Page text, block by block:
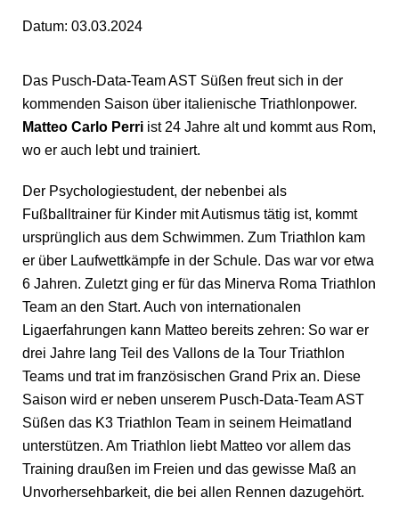
Datum: 03.03.2024
Das Pusch-Data-Team AST Süßen freut sich in der
kommenden Saison über italienische Triathlonpower.
Matteo Carlo Perri ist 24 Jahre alt und kommt aus Rom,
wo er auch lebt und trainiert.
Der Psychologiestudent, der nebenbei als
Fußballtrainer für Kinder mit Autismus tätig ist, kommt
ursprünglich aus dem Schwimmen. Zum Triathlon kam
er über Laufwettkämpfe in der Schule. Das war vor etwa
6 Jahren. Zuletzt ging er für das Minerva Roma Triathlon
Team an den Start. Auch von internationalen
Ligaerfahrungen kann Matteo bereits zehren: So war er
drei Jahre lang Teil des Vallons de la Tour Triathlon
Teams und trat im französischen Grand Prix an. Diese
Saison wird er neben unserem Pusch-Data-Team AST
Süßen das K3 Triathlon Team in seinem Heimatland
unterstützen. Am Triathlon liebt Matteo vor allem das
Training draußen im Freien und das gewisse Maß an
Unvorhersehbarkeit, die bei allen Rennen dazugehört.